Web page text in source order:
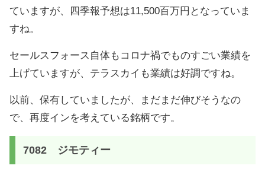
ていますが、四季報予想は11,500百万円となっていま
すね。
セールスフォース自体もコロナ禍でものすごい業績を
上げていますが、テラスカイも業績は好調ですね。
以前、保有していましたが、まだまだ伸びそうなの
で、再度インを考えている銘柄です。
7082 ジモティー